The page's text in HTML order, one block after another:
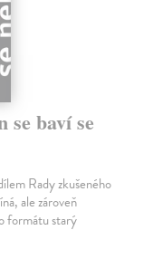
se baví se
Rady zkušeného
ale zároveň
formátu starý